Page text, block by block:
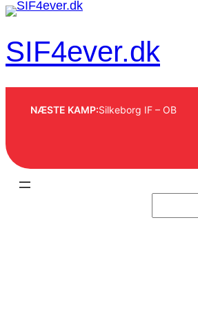
Spring
indhold
SIF4ever.dk
NÆSTE KAMP:Silkeborg IF – OB